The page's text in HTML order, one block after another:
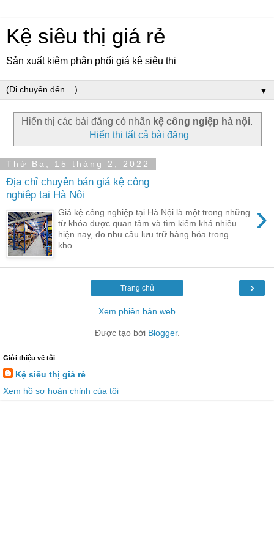
Kệ siêu thị giá rẻ
Sản xuất kiêm phân phối giá kệ siêu thị
▼
Hiển thị các bài đăng có nhãn kệ công ngiệp hà nội.
Hiển thị tất cả bài đăng
Thứ Ba, 15 tháng 2, 2022
Địa chỉ chuyên bán giá kệ công
nghiệp tại Hà Nội
›
Giá kệ công nghiệp tại Hà Nội là một trong những
từ khóa được quan tâm và tìm kiếm khá nhiều
hiện nay, do nhu cầu lưu trữ hàng hóa trong
kho...
›
Trang chủ
Xem phiên bản web
Được tạo bởi Blogger.
Giới thiệu về tôi
Kệ siêu thị giá rẻ
Xem hồ sơ hoàn chỉnh của tôi